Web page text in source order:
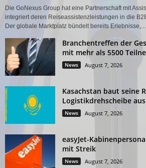
Die GoNexus Group hat eine Partnerschaft mit
integriert deren Reiseassistenzleistungen in die
Der globale Marktplatz bündelt bereits Erlebnisse,...
Branchentreffen der
mit mehr als 5500
News August 7, 2026
Kasachstan baut seine
Logistikdrehscheibe aus
News August 7, 2026
easyJet-
mit Streik
News August 7, 2026